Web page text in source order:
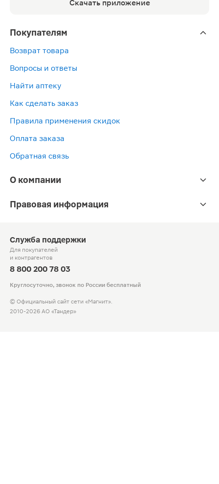
Скачать приложение
Покупателям
Возврат товара
Вопросы и ответы
Найти аптеку
Как сделать заказ
Правила применения скидок
Оплата заказа
Обратная связь
О компании
Правовая информация
Служба поддержки
Для покупателей
и контрагентов
8 800 200 78 03
Круглосуточно, звонок по России бесплатный
© Официальный сайт сети «Магнит».
2010-2026 АО «Тандер»